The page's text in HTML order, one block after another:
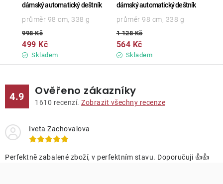
dámský automatický deštník
Skladem
499 Kč
998 Kč
průměr 98 cm, 338 g
dámský automatický deštník
Skladem
564 Kč
1 128 Kč
průměr 98 cm, 338 g
4.9 Ověřeno zákazníky
1610 recenzí. Zobrazit všechny recenze
Iveta Zachovalova
Perfektně zabalené zboží, v perfektním stavu. Doporučuji 👍👍